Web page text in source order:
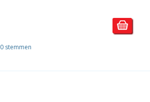
0 stemmen